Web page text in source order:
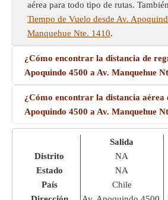
aérea para todo tipo de rutas.
Tiempo de Vuelo desde Av.
Manquehue Nte. 1410.
¿Cómo encontrar la distancia de
Apoquindo 4500 a Av. Manquehue
¿Cómo encontrar la distancia aérea
Apoquindo 4500 a Av. Manquehue
Distrito
Estado
País
Salida
NA
NA
Chile